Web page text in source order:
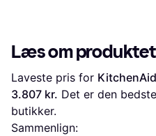
Læs om produktet
Laveste pris for
3.807 kr. Det er den
butikker.
Sammenlign: